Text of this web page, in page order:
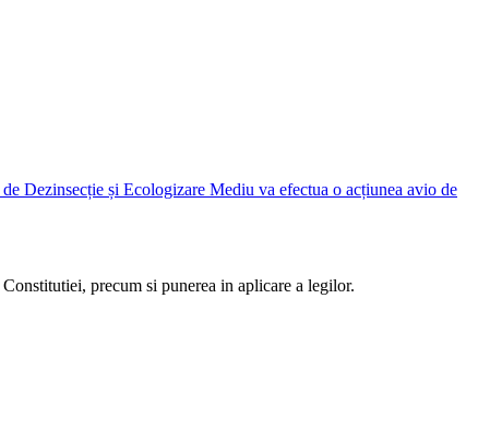
de Dezinsecție și Ecologizare Mediu va efectua o acțiunea avio de
precum si punerea in aplicare a legilor.